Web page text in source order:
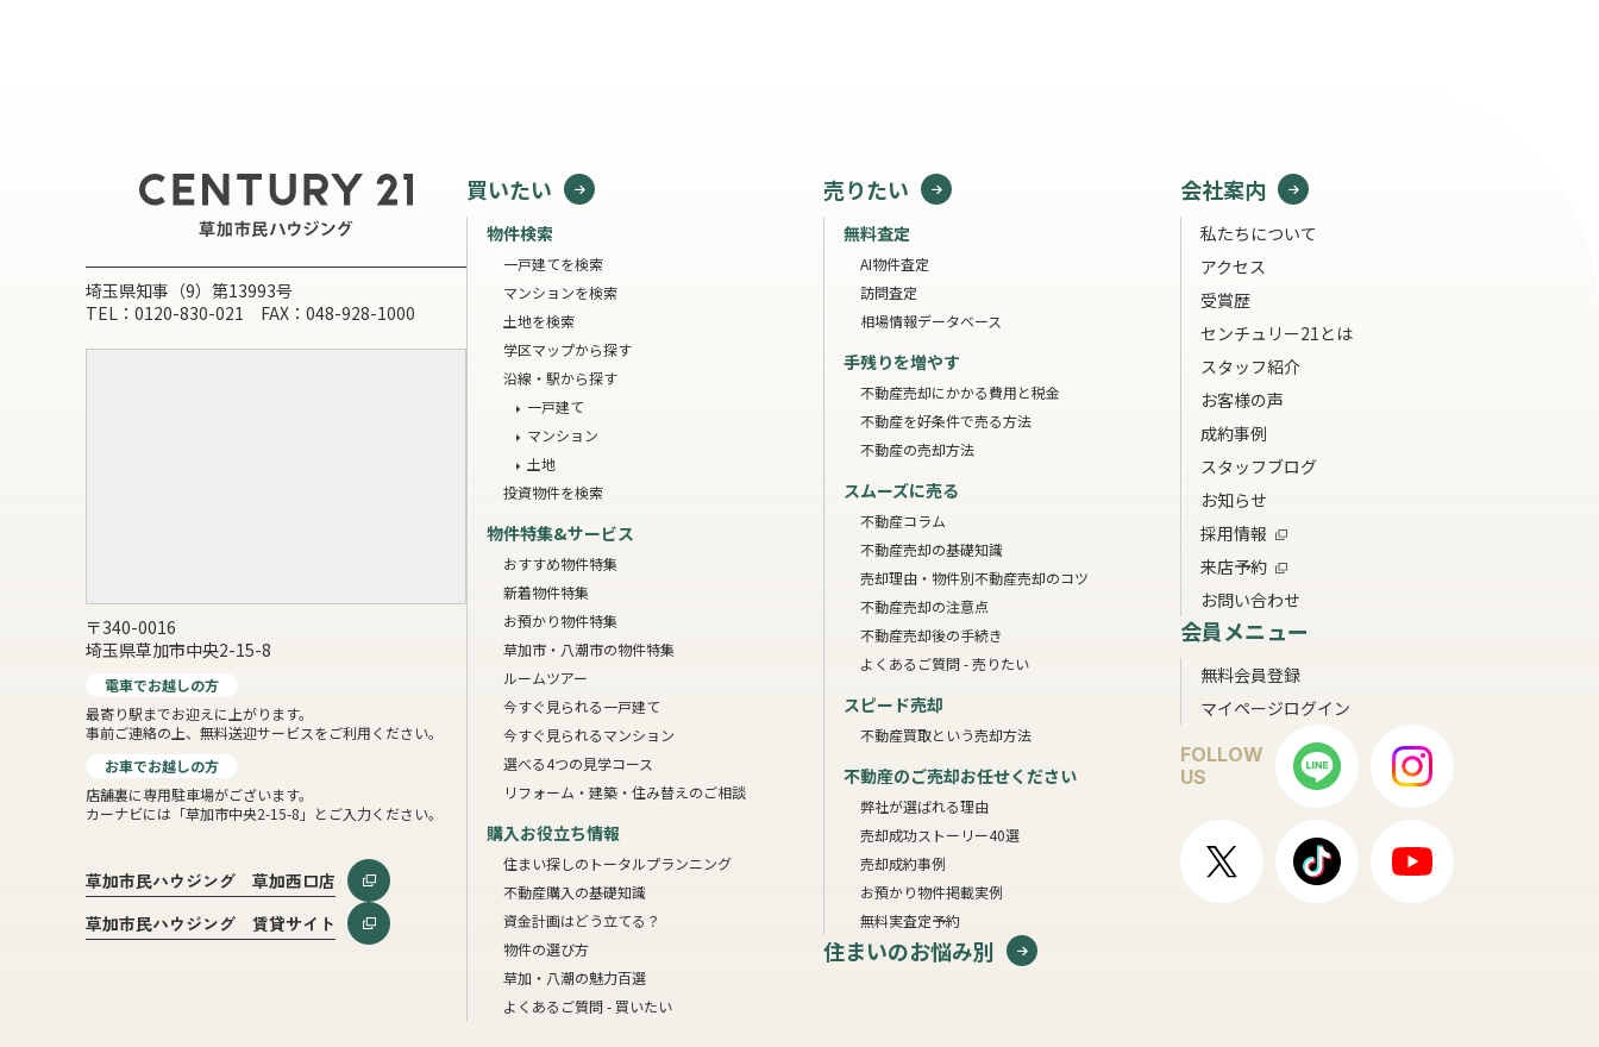
埼玉県知事（9）第13993号
TEL：0120-830-021 FAX：048-928-1000
〒340-0016
埼玉県草加市中央2-15-8
電車でお越しの方
最寄り駅までお迎えに上がります。
事前ご連絡の上、無料送迎サービスをご利用ください。
お車でお越しの方
店舗裏に専用駐車場がございます。
カーナビには「草加市中央2-15-8」とご入力ください。
草加市民ハウジング 草加西口店
草加市民ハウジング 賃貸サイト
買いたい
物件検索
一戸建てを検索
マンションを検索
土地を検索
学区マップから探す
沿線・駅から探す
一戸建て
マンション
土地
投資物件を検索
物件特集&サービス
おすすめ物件特集
新着物件特集
お預かり物件特集
草加市・八潮市の物件特集
ルームツアー
今すぐ見られる一戸建て
今すぐ見られるマンション
選べる4つの見学コース
リフォーム・建築・住み替えのご相談
購入お役立ち情報
住まい探しのトータルプランニング
不動産購入の基礎知識
資金計画はどう立てる？
物件の選び方
草加・八潮の魅力百選
よくあるご質問 - 買いたい
売りたい
無料査定
AI物件査定
訪問査定
相場情報データベース
手残りを増やす
不動産売却にかかる費用と税金
不動産を好条件で売る方法
不動産の売却方法
スムーズに売る
不動産コラム
不動産売却の基礎知識
売却理由・物件別不動産売却のコツ
不動産売却の注意点
不動産売却後の手続き
よくあるご質問 - 売りたい
スピード売却
不動産買取という売却方法
不動産のご売却お任せください
弊社が選ばれる理由
売却成功ストーリー40選
売却成約事例
お預かり物件掲載実例
無料実査定予約
住まいのお悩み別
会社案内
私たちについて
アクセス
受賞歴
センチュリー21とは
スタッフ紹介
お客様の声
成約事例
スタッフブログ
お知らせ
採用情報
来店予約
お問い合わせ
会員メニュー
無料会員登録
マイページログイン
FOLLOW
US